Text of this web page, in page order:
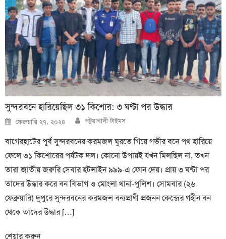
সুন্দরবনে হারিয়েছিল ৩১ কিশোর: ৩ ঘণ্টা পর উদ্ধার
Posted
on
ফেব্রুয়ারি ২৭, ২০২৪ Author
পটুয়াখালী টাইমস
বাগেরহাটের পূর্ব সুন্দরবনের করমজল ঘুরতে গিয়ে গভীর বনে পথ হারিয়ে
ফেলে ৩১ কিশোরের পর্যটক দল। কোনো উপায়ই যখন মিলছিল না, তখন
তারা জাতীয় জরুরি সেবার হটলাইন ৯৯৯-এ ফোন দেয়। প্রায় ৩ ঘণ্টা পর
তাদের উদ্ধার করে বন বিভাগ ও মোংলা থানা-পুলিশ। সোমবার (২৬
ফেব্রুয়ারি) দুপুরে সুন্দরবনের করমজল বন্যপ্রাণী প্রজনন কেন্দ্রের গহীন বন
থেকে তাদের উদ্ধার […]
শেয়ার করুন